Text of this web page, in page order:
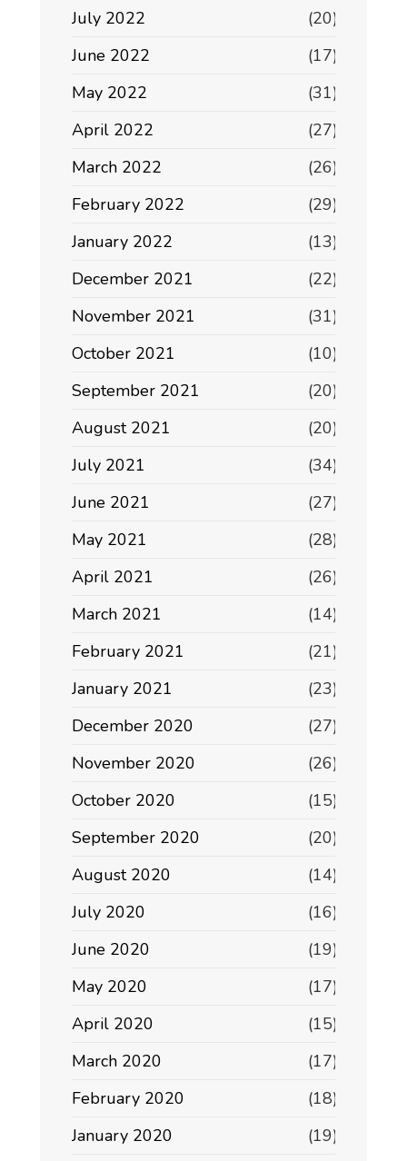
July 2022
(20)
June 2022
(17)
May 2022
(31)
April 2022
(27)
March 2022
(26)
February 2022
(29)
January 2022
(13)
December 2021
(22)
November 2021
(31)
October 2021
(10)
September 2021
(20)
August 2021
(20)
July 2021
(34)
June 2021
(27)
May 2021
(28)
April 2021
(26)
March 2021
(14)
February 2021
(21)
January 2021
(23)
December 2020
(27)
November 2020
(26)
October 2020
(15)
September 2020
(20)
August 2020
(14)
July 2020
(16)
June 2020
(19)
May 2020
(17)
April 2020
(15)
March 2020
(17)
February 2020
(18)
January 2020
(19)